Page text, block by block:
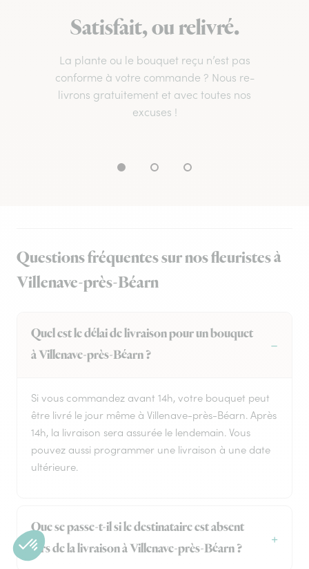
Satisfait, ou relivré.
La plante ou le bouquet reçu n’est pas
conforme à votre commande ? Nous re-
livrons gratuitement et avec toutes nos
excuses !
Questions fréquentes sur nos fleuristes à
Villenave-près-Béarn
Quel est le délai de livraison pour un bouquet
à Villenave-près-Béarn ?
Si vous commandez avant 14h, votre bouquet peut
être livré le jour même à Villenave-près-Béarn. Après
14h, la livraison sera assurée le lendemain. Vous
pouvez aussi programmer une livraison à une date
ultérieure.
Que se passe-t-il si le destinataire est absent
lors de la livraison à Villenave-près-Béarn ?